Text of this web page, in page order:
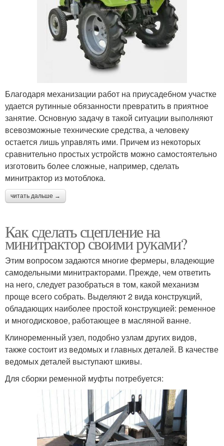
Благодаря механизации работ на приусадебном участке
удается рутинные обязанности превратить в приятное
занятие. Основную задачу в такой ситуации выполняют
всевозможные технические средства, а человеку
остается лишь управлять ими. Причем из некоторых
сравнительно простых устройств можно самостоятельно
изготовить более сложные, например, сделать
минитрактор из мотоблока.
читать дальше →
Как сделать сцепление на
минитрактор своими руками?
Этим вопросом задаются многие фермеры, владеющие
самодельными минитракторами. Прежде, чем ответить
на него, следует разобраться в том, какой механизм
проще всего собрать. Выделяют 2 вида конструкций,
обладающих наиболее простой конструкцией: ременное
и многодисковое, работающее в масляной ванне.
Клиноременный узел, подобно узлам других видов,
также состоит из ведомых и главных деталей. В качестве
ведомых деталей выступают шкивы.
Для сборки ременной муфты потребуется: